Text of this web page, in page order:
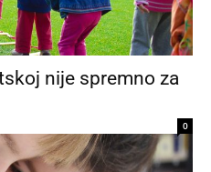
nije spremno za
0